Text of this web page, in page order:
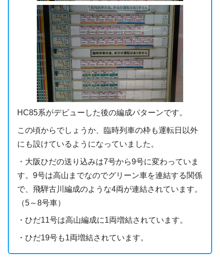
HC85系がデビューした後の編成パターンです。
この頃からでしょうか、臨時列車の枠も運転日以外
にも設けているようになっていました。
・大阪ひだの送り込みは7号から9号に変わっていま
す。9号は高山までなのでグリーン車を連結する関係
で、飛騨古川編成のような4両が連結されています。
（5～8号車）
・ひだ11号は高山編成に1両増結されています。
・ひだ19号も1両増結されています。